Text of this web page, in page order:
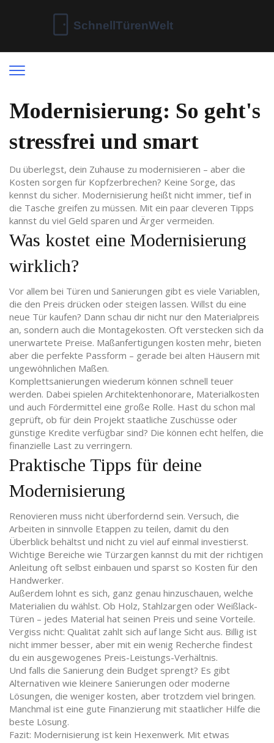
Modernisierung: So geht's
stressfrei und smart
Du überlegst, dein Zuhause zu modernisieren – aber die
Kosten sorgen für Kopfzerbrechen? Keine Sorge, das
kennst du sicher. Modernisierung heißt nicht immer, tief in
die Tasche greifen zu müssen. Mit ein paar cleveren Tipps
kannst du viel Geld sparen und Ärger vermeiden.
Was kostet eine Modernisierung
wirklich?
Vor allem bei Türen und Sanierungen gibt es viele Variablen,
die den Preis drücken oder steigen lassen. Willst du eine
neue Tür kaufen? Dann schau dir nicht nur den Materialpreis
an, sondern auch die Montagekosten. Oft verstecken sich da
unerwartete Preise. Maßanfertigungen kosten mehr, bieten
aber die perfekte Passform – gerade bei alten Häusern mit
ungewöhnlichen Maßen.
Komplettsanierungen wiederum können schnell teuer
werden. Dabei spielen Architektenhonorare, Materialkosten
und auch Fördermittel eine große Rolle. Hast du schon mal
geprüft, ob für dein Projekt staatliche Zuschüsse oder
günstige Kredite verfügbar sind? Die können echt helfen, die
finanzielle Last zu verringern.
Praktische Tipps für deine
Modernisierung
Renovieren muss nicht überfordernd sein. Versuch, die
Arbeiten in sinnvolle Etappen zu teilen, damit du den
Überblick behältst und nicht zu viel auf einmal investierst.
Wichtige Bereiche wie Türzargen kannst du mit der richtigen
Anleitung oft selbst einbauen und sparst so Kosten für den
Handwerker.
Außerdem lohnt es sich, ganz genau hinzuschauen, welche
Materialien du wählst. Ob Holz, Stahlzargen oder Weißlack-
Türen – jedes Material hat seinen Preis und seine Vorteile.
Vergiss nicht: Qualität zahlt sich auf lange Sicht aus. Billig ist
nicht immer besser, aber mit ein wenig Recherche findest
du ein ausgewogenes Preis-Leistungs-Verhältnis.
Und falls die Sanierung dein Budget sprengt? Es gibt
Alternativen wie kleinere Sanierungen oder moderne
Lösungen, die weniger kosten, aber trotzdem viel bringen.
Manchmal ist eine gute Finanzierung mit staatlicher Hilfe die
beste Lösung.
Fazit: Modernisierung ist kein Hexenwerk. Mit etwas